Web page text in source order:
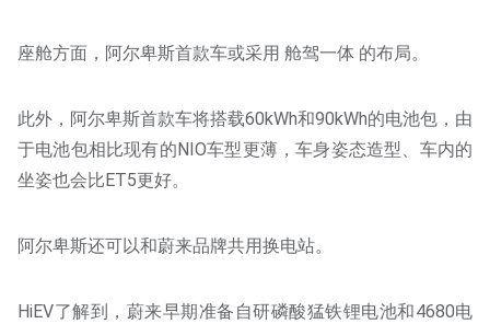
座舱方面，阿尔卑斯首款车或采用 舱驾一体 的布局。
此外，阿尔卑斯首款车将搭载60kWh和90kWh的电池包，由
于电池包相比现有的NIO车型更薄，车身姿态造型、车内的
坐姿也会比ET5更好。
阿尔卑斯还可以和蔚来品牌共用换电站。
HiEV了解到，蔚来早期准备自研磷酸猛铁锂电池和4680电